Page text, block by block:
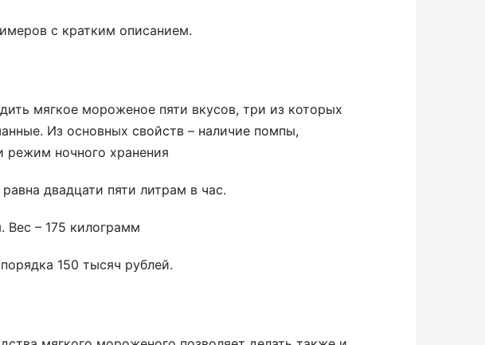
с кратким описанием.
мягкое мороженое пяти вкусов, три из которых
Из основных свойств – наличие помпы,
режим ночного хранения
двадцати пяти литрам в час.
Вес – 175 килограмм
150 тысяч рублей.